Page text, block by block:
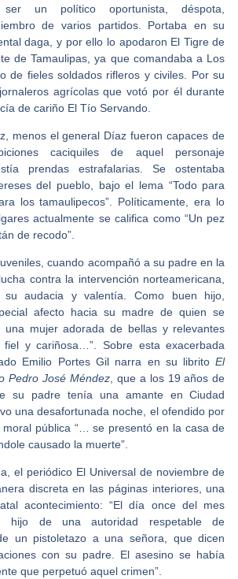
ser un político oportunista, déspota,
de varios partidos. Portaba en su
daga, y por ello lo apodaron El Tigre de
de Tamaulipas, ya que comandaba a Los
de fieles soldados rifleros y civiles. Por su
agrícolas que votó por él durante
de cariño El Tío Servando.
menos el general Díaz fueron capaces de
caciquiles de aquel personaje
prendas estrafalarias. Se ostentaba
del pueblo, bajo el lema “Todo para
los tamaulipecos”. Políticamente, era lo
actualmente se califica como “Un pez
de recodo”.
cuando acompañó a su padre en la
contra la intervención norteamericana,
su audacia y valentía. Como buen hijo,
afecto hacia su madre de quien se
mujer adorada de bellas y relevantes
fiel y cariñosa…”. Sobre esta exacerbada
Emilio Portes Gil narra en su libritoEl
Pedro José Méndez, que a los 19 años de
su padre tenía una amante en Ciudad
una desafortunada noche, el ofendido por
pública “… se presentó en la casa de
causado la muerte”.
el periódico El Universal de noviembre de
discreta en las páginas interiores, una
acontecimiento: “El día once del mes
hijo de una autoridad respetable de
un pistoletazo a una señora, que dicen
con su padre. El asesino se había
que perpetuó aquel crimen”.